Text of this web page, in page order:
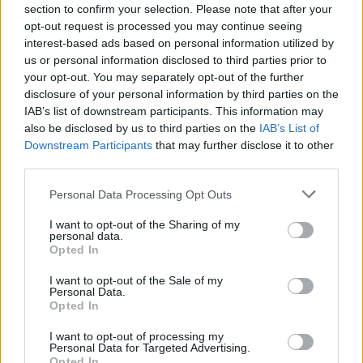
section to confirm your selection. Please note that after your
opt-out request is processed you may continue seeing
interest-based ads based on personal information utilized by
us or personal information disclosed to third parties prior to
your opt-out. You may separately opt-out of the further
disclosure of your personal information by third parties on the
IAB’s list of downstream participants. This information may
also be disclosed by us to third parties on the IAB’s List of
Downstream Participants that may further disclose it to other
Personal Data Processing Opt Outs
I want to opt-out of the Sharing of my
personal data.
Opted In
I want to opt-out of the Sale of my
Personal Data.
Opted In
I want to opt-out of processing my
Personal Data for Targeted Advertising.
26.9.2000 17:00 | PRAHA (EkoList)
Demonstrace předKongresovým centremznemožnila Jimu
McNielovi z Inspekčního paneluSvětové banky
zúčastnit se
diskuse o této instituci na fóruJiná zpráva v Městské knihovně.
Tiskové středisko v Kongresovém centru napjatě
sleduje události v ulicích
26.9.2000 16:53 | PRAHA (EkoList)
Pomalu se mění atmosféra v tiskovém středisku v Kongresovém
obrázky slzným plynem zahalených bitek mezi demonstranty a
policisty proměnily atmosféru mezi samotnými novináři. Ještě
nikdy se tady v press centru neshluklo kolem televizních
obrazovek, které tu jsou instalovány, tolik lidí jako nyní. Naposled
zde taková velká sledovanost byla při olympijském klání Jana
Chyby při rekonstrukci Balkánu mohou být zdrojem
26.9.2000 14:30 | PRAHA (EkoList)
Světové bankya dalších mezinárodních finančních institucí při